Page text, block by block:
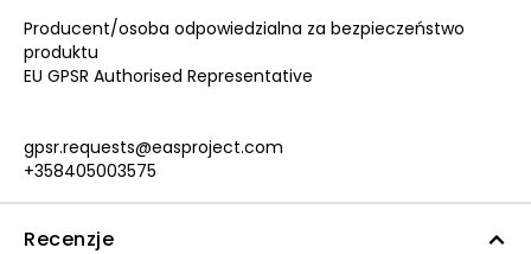
Producent/osoba odpowiedzialna za bezpieczeństwo
produktu
EU GPSR Authorised Representative
gpsr.requests@easproject.com
+358405003575
Recenzje